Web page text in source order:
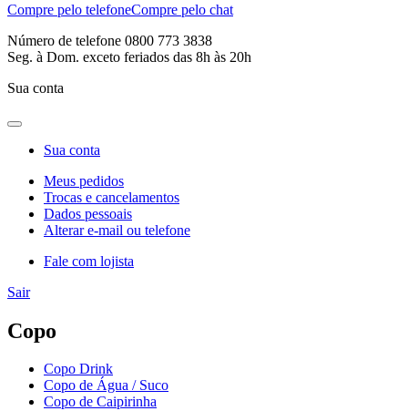
Compre pelo telefoneCompre pelo chat
Número de telefone 0800 773 3838
Seg. à Dom. exceto feriados das 8h às 20h
Sua conta
Sua conta
Meus pedidos
Trocas e cancelamentos
Dados pessoais
Alterar e-mail ou telefone
Fale com lojista
Sair
Copo
Copo Drink
Copo de Água / Suco
Copo de Caipirinha